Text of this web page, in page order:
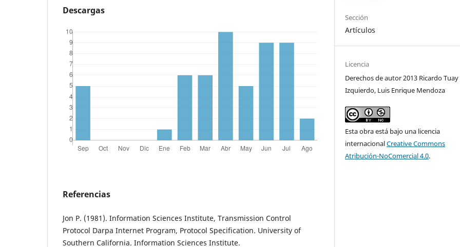
Descargas
Referencias
Jon P. (1981). Information Sciences Institute, Transmission Control
Protocol Darpa Internet Program, Protocol Specification. University of
Southern California. Information Sciences Institute.
Sección
Artículos
Licencia
Derechos de autor 2013 Ricardo Tuay
Izquierdo, Luis Enrique Mendoza
Esta obra está bajo una licencia
internacionalCreative Commons
Atribución-NoComercial 4.0.